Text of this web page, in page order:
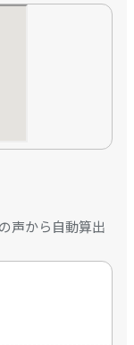
声から自動算出